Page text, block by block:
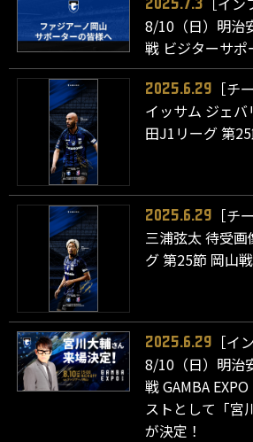
2025.7.3
8/10（日）明治
戦 ビジターサ
2025.6.29
［チ
イッサム ジェ
田J1リーグ 第25
2025.6.29
［チ
三浦弦太 待受
グ 第25節 岡山戦
2025.6.29
［イ
8/10（日）明治
戦 GAMBA
ストとして「宮
が決定！